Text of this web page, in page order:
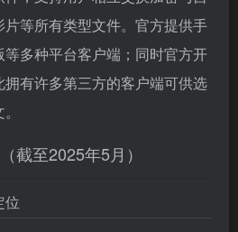
等所有类型文件。官方提供手
多种平台客户端；同时官方开
有许多第三方的客户端可供选
截至2025年5月）
位